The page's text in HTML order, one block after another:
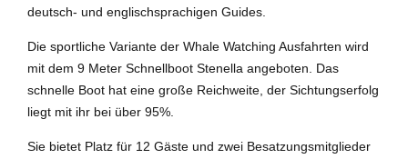
deutsch- und englischsprachigen Guides.
Die sportliche Variante der Whale Watching Ausfahrten wird
mit dem 9 Meter Schnellboot Stenella angeboten. Das
schnelle Boot hat eine große Reichweite, der Sichtungserfolg
liegt mit ihr bei über 95%.
Sie bietet Platz für 12 Gäste und zwei Besatzungsmitglieder